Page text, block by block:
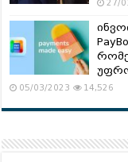
27/
05/03/2023 14,526